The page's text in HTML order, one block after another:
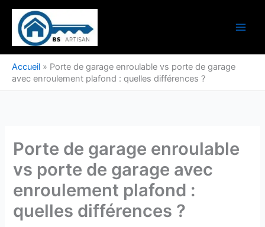
Aller
contenu
Accueil » Porte de garage enroulable vs porte de garage
avec enroulement plafond : quelles différences ?
Porte de garage enroulable
vs porte de garage avec
enroulement plafond :
quelles différences ?